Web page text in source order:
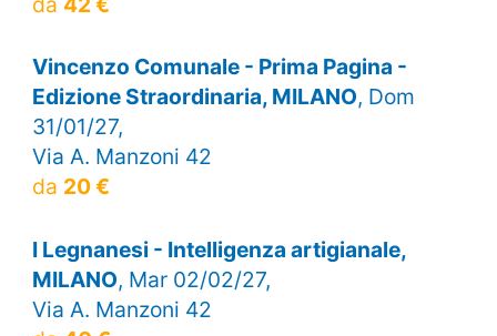
Vincenzo Comunale - Prima Pagina -
Edizione Straordinaria, MILANO, Dom
31/01/27,
Via A. Manzoni 42
da 20 €
I Legnanesi - Intelligenza artigianale,
MILANO, Mar 02/02/27,
Via A. Manzoni 42